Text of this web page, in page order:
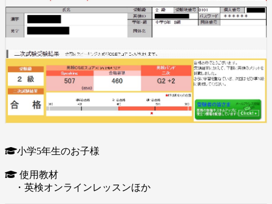
小学5年生のお子様
使用教材
・英検オンラインレッスンほか